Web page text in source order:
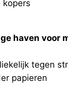
haven voor
tegen
papieren